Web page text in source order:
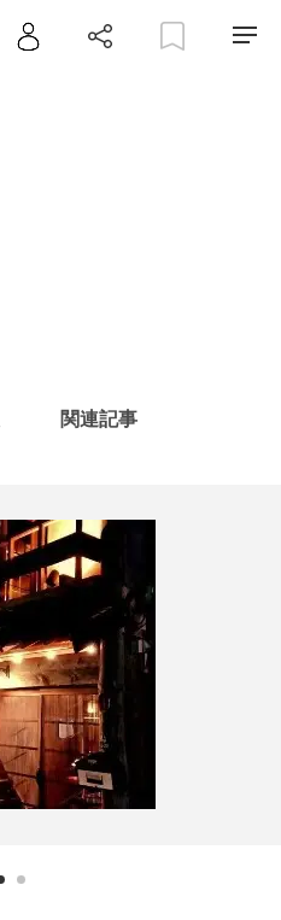
関連記事